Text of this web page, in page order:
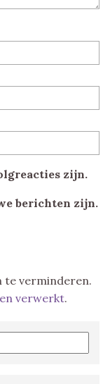
zijn.
berichten zijn.
te verminderen.
verwerkt.